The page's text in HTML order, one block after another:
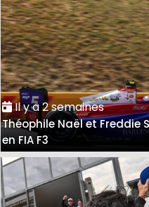
Il y a 2 semaines
Théophile Naël et Freddie
en FIA F3